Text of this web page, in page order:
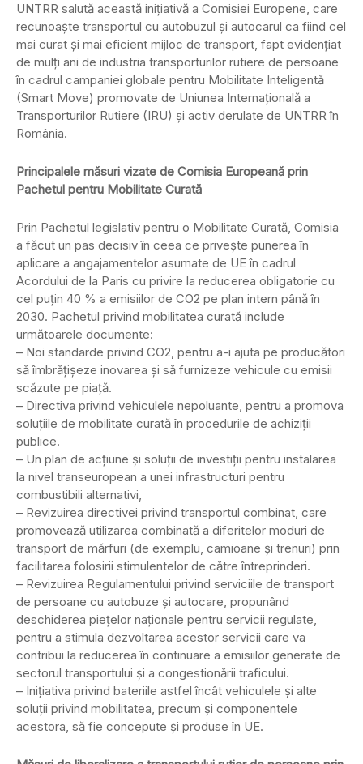
UNTRR salută această inițiativă a Comisiei Europene, care
recunoaște transportul cu autobuzul și autocarul ca fiind cel
mai curat și mai eficient mijloc de transport, fapt evidențiat
de mulți ani de industria transporturilor rutiere de persoane
în cadrul campaniei globale pentru Mobilitate Inteligentă
(Smart Move) promovate de Uniunea Internațională a
Transporturilor Rutiere (IRU) și activ derulate de UNTRR în
România.
Principalele măsuri vizate de Comisia Europeană prin
Pachetul pentru Mobilitate Curată
Prin Pachetul legislativ pentru o Mobilitate Curată, Comisia
a făcut un pas decisiv în ceea ce privește punerea în
aplicare a angajamentelor asumate de UE în cadrul
Acordului de la Paris cu privire la reducerea obligatorie cu
cel puțin 40 % a emisiilor de CO2 pe plan intern până în
2030. Pachetul privind mobilitatea curată include
următoarele documente:
– Noi standarde privind CO2, pentru a-i ajuta pe producători
să îmbrățișeze inovarea și să furnizeze vehicule cu emisii
scăzute pe piață.
– Directiva privind vehiculele nepoluante, pentru a promova
soluțiile de mobilitate curată în procedurile de achiziții
publice.
– Un plan de acțiune și soluții de investiții pentru instalarea
la nivel transeuropean a unei infrastructuri pentru
combustibili alternativi,
– Revizuirea directivei privind transportul combinat, care
promovează utilizarea combinată a diferitelor moduri de
transport de mărfuri (de exemplu, camioane și trenuri) prin
facilitarea folosirii stimulentelor de către întreprinderi.
– Revizuirea Regulamentului privind serviciile de transport
de persoane cu autobuze și autocare, propunând
deschiderea piețelor naționale pentru servicii regulate,
pentru a stimula dezvoltarea acestor servicii care va
contribui la reducerea în continuare a emisiilor generate de
sectorul transportului și a congestionării traficului.
– Inițiativa privind bateriile astfel încât vehiculele și alte
soluții privind mobilitatea, precum și componentele
acestora, să fie concepute și produse în UE.